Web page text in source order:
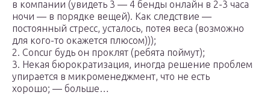
в компании (увидеть 3 — 4 бенды онлайн в 2-3 часа
ночи — в порядке вещей). Как следствие —
постоянный стресс, усталось, потея веса (возможно
для кого-то окажется плюсом)));
2. Concur будь он проклят (ребята поймут);
3. Некая бюрократизация, иногда решение проблем
упирается в микроменеджмент, что не есть
хорошо; — больше…